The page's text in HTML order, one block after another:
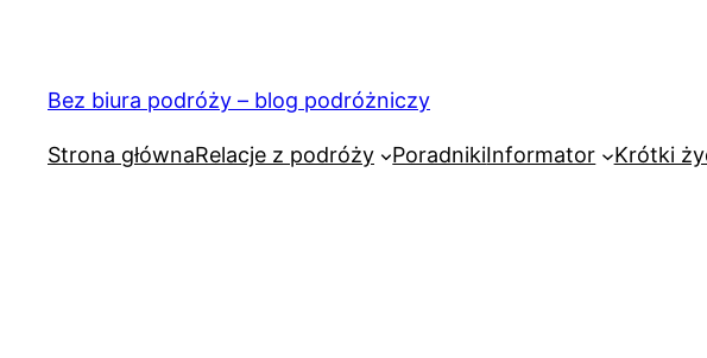
treściBez biura podróży – blog podróżniczy
Strona głównaRelacje z podróży PoradnikiInformator Krótki